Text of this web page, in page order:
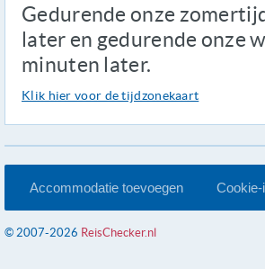
Gedurende onze
later en gedurende onze
minuten later.
Klik hier voor de tijdzonekaart
Accommodatie toevoegen Cookie-
© 2007-2026 ReisChecker.nl